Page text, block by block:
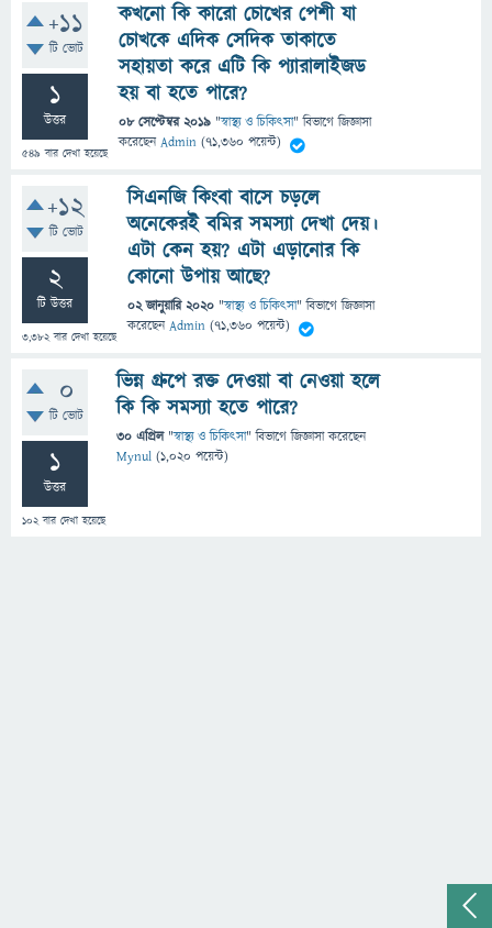
+11
টি ভোট
1
উত্তর
549 বার দেখা হয়েছে
কখনো কি কারো চোখের পেশী যা
চোখকে এদিক সেদিক তাকাতে
সহায়তা করে এটি কি প্যারালাইজড
হয় বা হতে পারে?
08 সেপ্টেম্বর 2019 "স্বাস্থ্য ও চিকিৎসা" বিভাগে জিজ্ঞাসা
করেছেনAdmin (71,360 পয়েন্ট)
+12
টি ভোট
2
টি উত্তর
3,382বার দেখা হয়েছে
সিএনজি কিংবা বাসে চড়লে
অনেকেরই বমির সমস্যা দেখা দেয়।
এটা কেন হয়? এটা এড়ানোর কি
কোনো উপায় আছে?
02 জানুয়ারি 2020 "স্বাস্থ্য ও চিকিৎসা" বিভাগে জিজ্ঞাসা
করেছেনAdmin (71,360 পয়েন্ট)
0
টি ভোট
1
উত্তর
102বার দেখা হয়েছে
ভিন্ন গ্রুপে রক্ত দেওয়া বা নেওয়া হলে
কি কি সমস্যা হতে পারে?
30 এপ্রিল "স্বাস্থ্য ও চিকিৎসা" বিভাগে জিজ্ঞাসাকরেছেন
Mynul (1,020 পয়েন্ট)